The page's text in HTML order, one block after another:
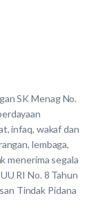
SK Menag No.
infaq, wakaf dan
lembaga,
menerima segala
RI No. 8 Tahun
Tindak Pidana